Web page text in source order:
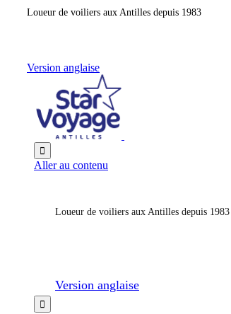
Loueur de voiliers aux Antilles depuis 1983
Version anglaise

Aller au contenu
Loueur de voiliers aux Antilles depuis 1983
Version anglaise
